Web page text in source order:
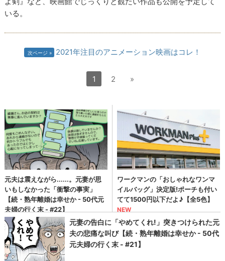
いる。
次ページ 2021年注目のアニメーション映画はコレ！
1 2 »